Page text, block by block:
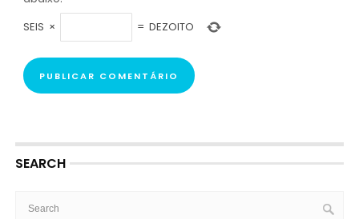
SEIS × = DEZOITO
SEARCH